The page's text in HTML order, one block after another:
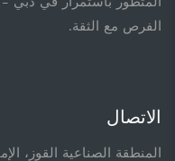
الفرص مع الثقة.
الاتصال
المنطقة الصناعية القوز،